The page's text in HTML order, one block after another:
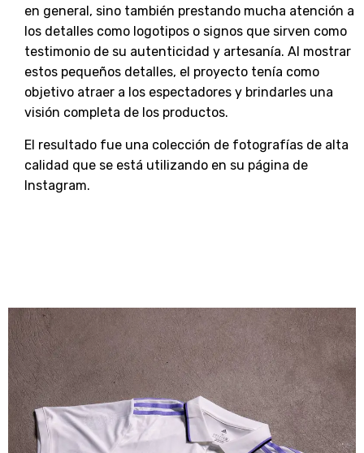
en general, sino también prestando mucha atención a
los detalles como logotipos o signos que sirven como
testimonio de su autenticidad y artesanía. Al mostrar
estos pequeños detalles, el proyecto tenía como
objetivo atraer a los espectadores y brindarles una
visión completa de los productos.
El resultado fue una colección de fotografías de alta
calidad que se está utilizando en su página de
Instagram.